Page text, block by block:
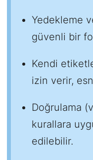
Yedekleme
güvenli bir
Kendi
izin verir,
Doğrulama
kurallara
edilebilir.